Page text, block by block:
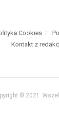
Cookies
Kontakt z
© 2021.